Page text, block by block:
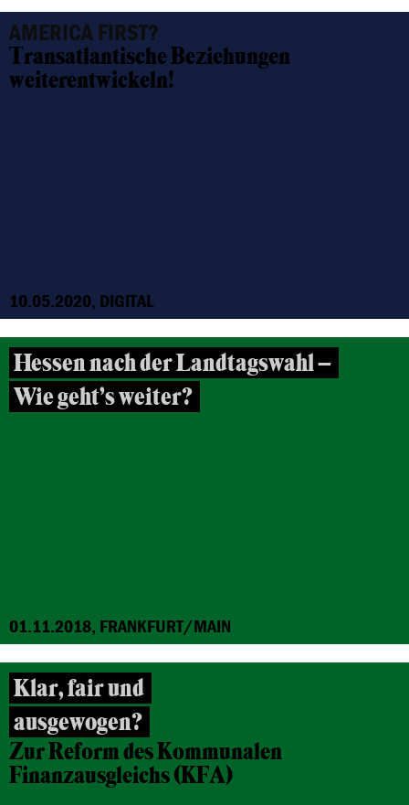
AMERICA FIRST?
Transatlantische Beziehungen
weiterentwickeln!
10.05.2020, DIGITAL
Hessen nach der Landtagswahl –
Wie geht’s weiter?
01.11.2018, FRANKFURT/MAIN
Klar, fair und
ausgewogen?
Zur Reform des Kommunalen
Finanzausgleichs (KFA)